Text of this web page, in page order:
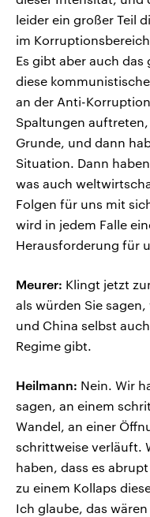
leider ein großer Teil
im
Es gibt aber auch
diese
an der Anti-
Spaltungen
Grunde, und dann
Situation. Dann
was auch
Folgen für uns mit
wird in jedem Falle
Herausforderung für
Meurer: Klingt jetzt
als würden Sie
und China selbst
Regime gibt.
Heilmann: Nein. Wir
sagen, an einem
Wandel, an einer
schrittweise verläuft.
haben, dass es
zu einem Kollaps
Ich glaube, das